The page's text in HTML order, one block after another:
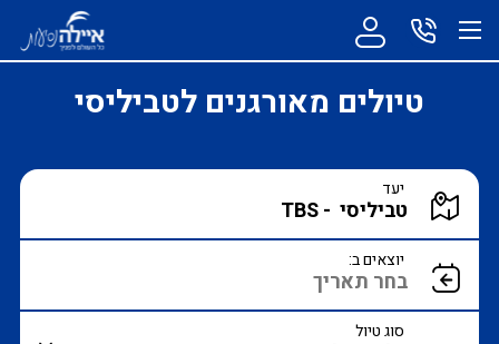
טיולים מאורגנים לטביליסי
יעדהקלד יעד או עבור לכפתור הבא לבחירת יעד מרשימה
הצג רשימת יעדים לבחירה
יוצאים ב:
סוג טיול